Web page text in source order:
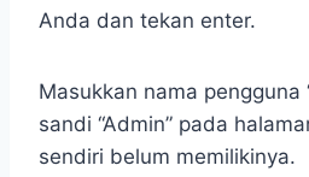
Anda dan tekan enter.
Masukkan nama pengguna
sandi “Admin” pada
sendiri belum memilikinya.